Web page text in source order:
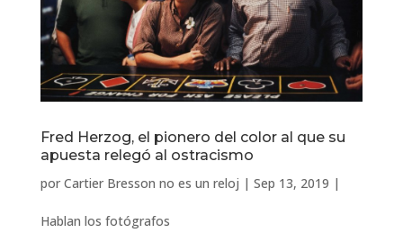
Fred Herzog, el pionero del color al que su
apuesta relegó al ostracismo
por Cartier Bresson no es un reloj | Sep 13, 2019 |
Hablan los fotógrafos